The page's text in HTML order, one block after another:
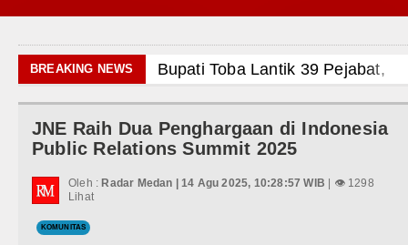
Politik
Olahraga
BREAKING NEWS
Bupati Toba Lantik 39 Pejabat, Tekankan
LGB Minus T dan Q Sebagai Orientasi
Danrem 011 Lilawangsa Brigjen TNI Ali
Era Baru Pengobatan Pasien Kanker Paru
JNE Raih Dua Penghargaan di Indonesia
Public Relations Summit 2025
Oleh : Radar Medan | 14 Agu 2025, 10:28:57 WIB | 👁 1298
Lihat
KOMUNITAS